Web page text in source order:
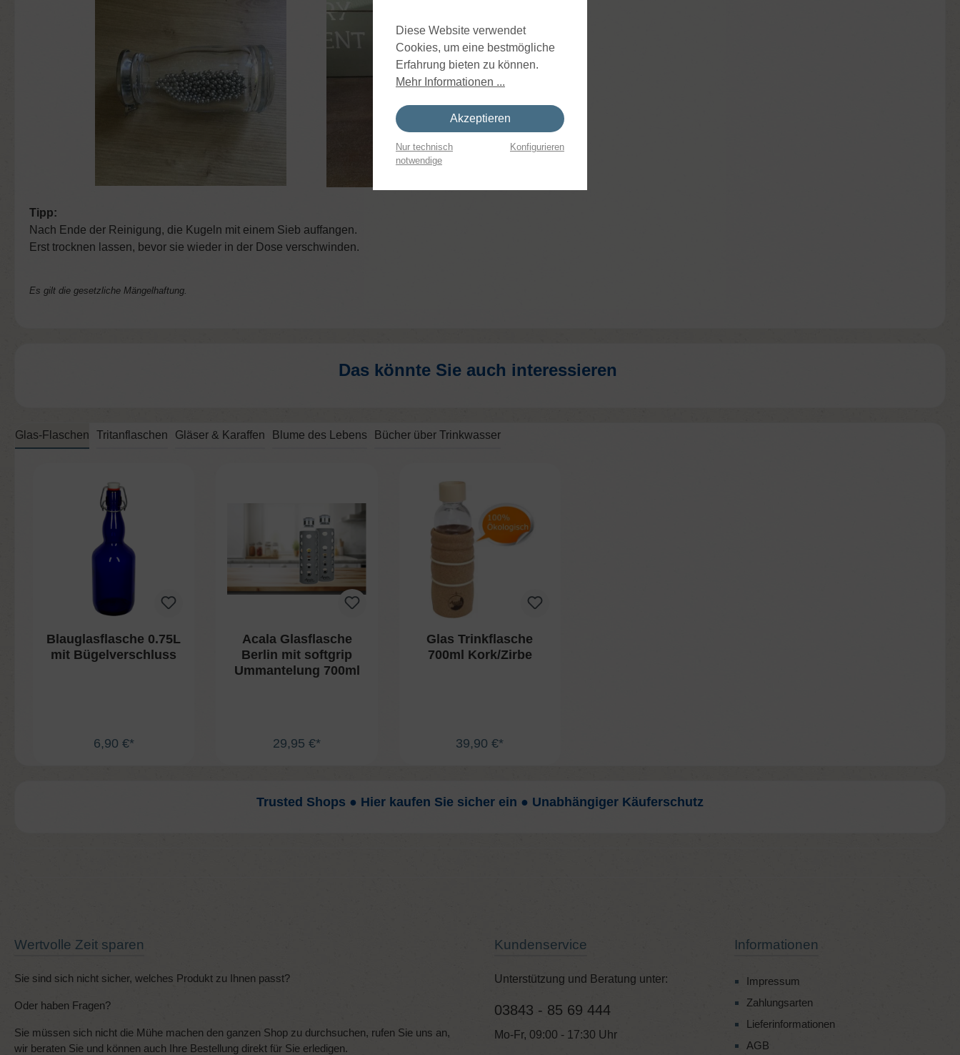
Tipp:
Nach Ende der Reinigung, die Kugeln mit einem Sieb auffangen.
Erst trocknen lassen, bevor sie wieder in der Dose verschwinden.
Es gilt die gesetzliche Mängelhaftung.
Das könnte Sie auch interessieren
Glas-Flaschen Tritanflaschen Gläser & Karaffen Blume des Lebens Bücher über Trinkwasser
Blauglasflasche 0.75L
mit Bügelverschluss
6,90 €*
Acala Glasflasche
Berlin mit softgrip
Ummantelung 700ml
29,95 €*
Glas Trinkflasche
700ml Kork/Zirbe
39,90 €*
Trusted Shops ● Hier kaufen Sie sicher ein ● Unabhängiger Käuferschutz
Wertvolle Zeit sparen
Sie sind sich nicht sicher, welches Produkt zu Ihnen passt?
Oder haben Fragen?
Sie müssen sich nicht die Mühe machen den ganzen Shop zu durchsuchen, rufen Sie uns an,
wir beraten Sie und können auch Ihre Bestellung direkt für Sie erledigen.
Informationen
Impressum
Zahlungsarten
Lieferinformationen
AGB
Kundenservice
Unterstützung und Beratung unter:
03843 - 85 69 444
Mo-Fr, 09:00 - 17:30 Uhr
Diese Website verwendet
Cookies, um eine bestmögliche
Erfahrung bieten zu können.
Mehr Informationen ...
Akzeptieren
Nur technisch
notwendige
Konfigurieren